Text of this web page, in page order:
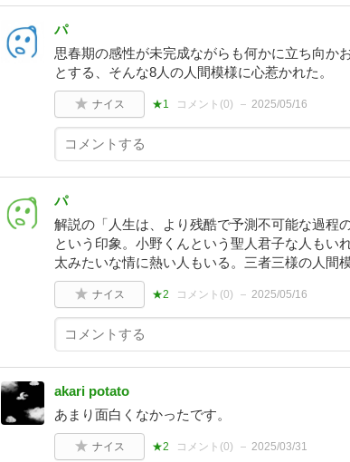
パ
思春期の感性が未完成ながらも何かに立ち向か
とする、そんな8人の人間模様に心惹かれた。
ナイス ★1 コメント(0) 2025/05/16
パ
解説の「人生は、より残酷で予測不可能な過程
という印象。小野くんという聖人君子な人もい
太みたいな情に熱い人もいる。三者三様の人間
ナイス ★2 コメント(0) 2025/05/16
akari potato
あまり面白くなかったです。
ナイス ★2 コメント(0) 2025/03/31